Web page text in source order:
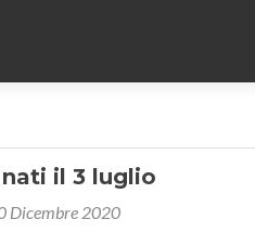
il 3 luglio
Dicembre 2020